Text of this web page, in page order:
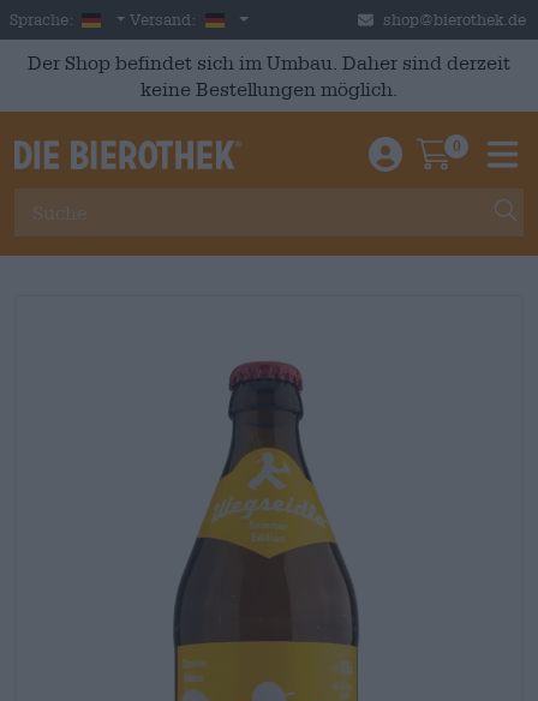
Skip to main content
Sprache: German
Versand: Deutschland shop@bierothek.de
Der Shop befindet sich im Umbau. Daher sind derzeit
keine Bestellungen möglich.
Einloggen /
0